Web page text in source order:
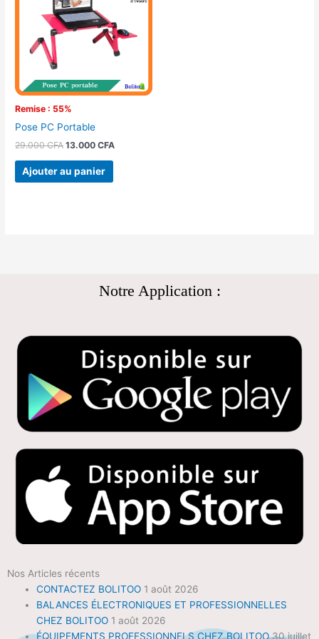
Remise : 55%
Pose PC Portable
29.000CFA
29.000 CFA.
13.000CFA
Ajouter au panier
Notre Application :
Nos Articles récents
CONTACTEZ BOLITOO 1 août 2026
BALANCES ÉLECTRONIQUES ET PROFESSIONNELLES
CHEZ BOLITOO 1 août 2026
ÉQUIPEMENTS PROFESSIONNELS CHEZ BOLITOO 30 juillet